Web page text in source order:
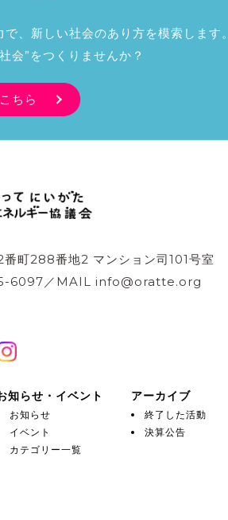
、新しい社会のあり方を模索します。
会”をつくりませんか？
ちら
町288番地2 マンション司101号室
6097／MAIL info@oratte.org
知らせ・イベント
お知らせ
イベント
カテゴリー一覧
アーカイブ
終了した活動
決算公告